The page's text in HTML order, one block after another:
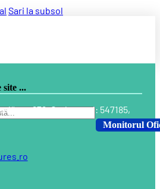
Sari la subsol
site ...
Monitorul
nr. 678, Cod postal: 547185,